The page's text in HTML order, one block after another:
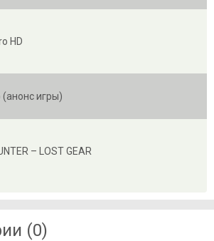
HD
(анонс игры)
– LOST GEAR
(0)